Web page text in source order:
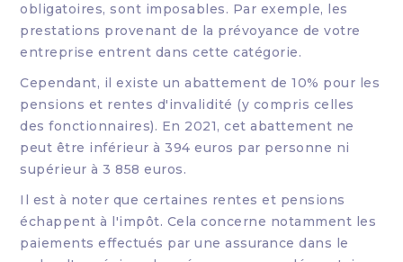
obligatoires, sont imposables. Par exemple, les
prestations provenant de la prévoyance de votre
entreprise entrent dans cette catégorie.
Cependant, il existe un abattement de 10% pour les
pensions et rentes d'invalidité (y compris celles
des fonctionnaires). En 2021, cet abattement ne
peut être inférieur à 394 euros par personne ni
supérieur à 3 858 euros.
Il est à noter que certaines rentes et pensions
échappent à l'impôt. Cela concerne notamment les
paiements effectués par une assurance dans le